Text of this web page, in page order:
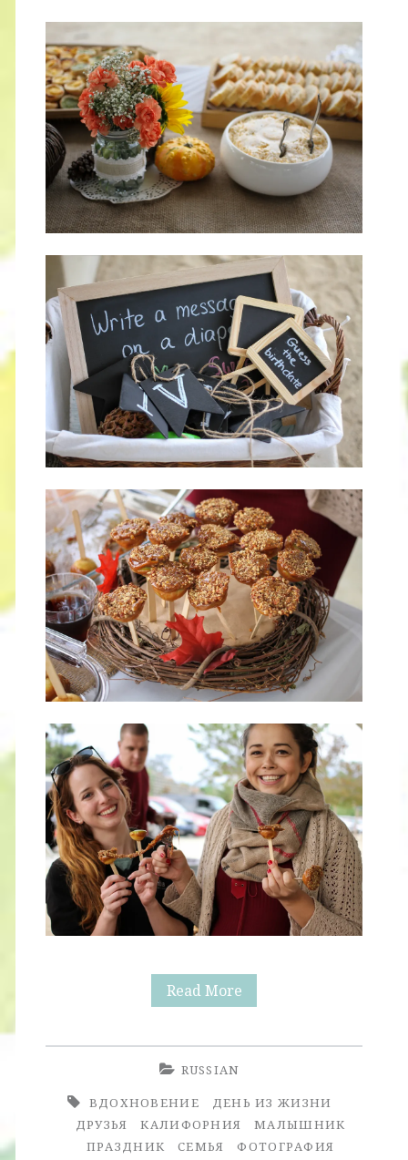
Read MoreОсенний
RUSSIAN
ВДОХНОВЕНИЕ
ДЕНЬ ИЗ ЖИЗНИ
ДРУЗЬЯ
КАЛИФОРНИЯ
МАЛЫШНИК
ПРАЗДНИК
СЕМЬЯ ФОТОГРАФИЯ